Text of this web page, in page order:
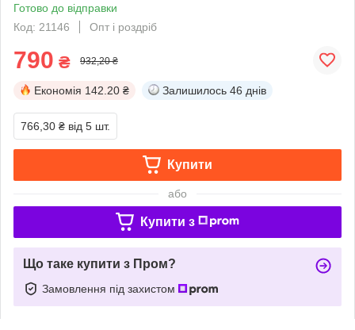
Готово до відправки
Код: 21146
Опт і роздріб
790 ₴ 932,20 ₴
Економія 142.20 ₴ Залишилось 46 днів
766,30 ₴ від 5 шт.
Купити
або
Купити з
Що таке купити з Пром?
Замовлення під захистом